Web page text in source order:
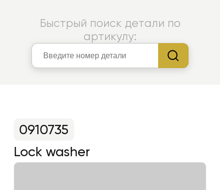
Быстрый поиск детали по
артикулу:
Lock washer
0910735